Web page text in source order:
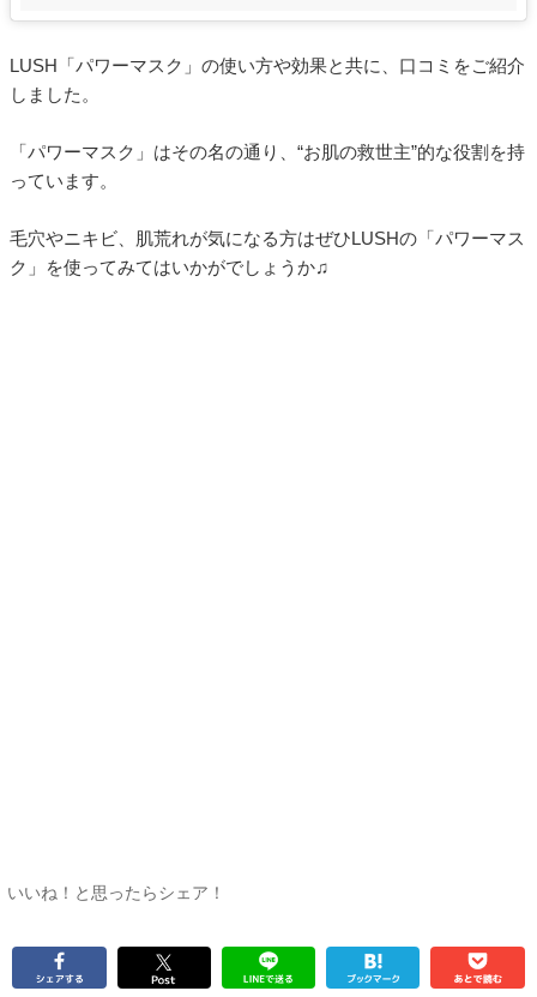
LUSH「パワーマスク」の使い方や効果と共に、口コミをご紹介
しました。
「パワーマスク」はその名の通り、“お肌の救世主”的な役割を持
っています。
毛穴やニキビ、肌荒れが気になる方はぜひLUSHの「パワーマス
ク」を使ってみてはいかがでしょうか♫
いいね！と思ったらシェア！